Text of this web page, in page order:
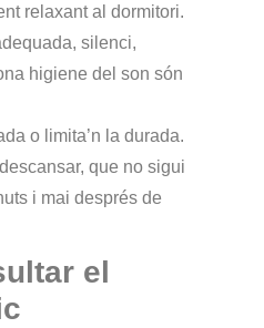
relaxant al dormitori.
silenci,
higiene del son són
o limita’n la durada.
que no sigui
i mai després de
el